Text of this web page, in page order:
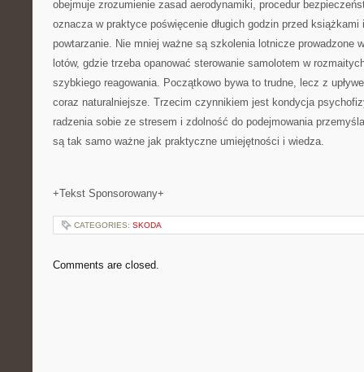
obejmuje zrozumienie zasad aerodynamiki, procedur
oznacza w praktyce poświęcenie długich godzin przed
powtarzanie. Nie mniej ważne są szkolenia lotnicze prowadzone
lotów, gdzie trzeba opanować sterowanie samolotem w
szybkiego reagowania. Początkowo bywa to trudne, lecz z
coraz naturalniejsze. Trzecim czynnikiem jest kondycja
radzenia sobie ze stresem i zdolność do podejmowania
są tak samo ważne jak praktyczne umiejętności i wiedza.
+Tekst Sponsorowany+
CATEGORIES: SKODA
Comments are closed.